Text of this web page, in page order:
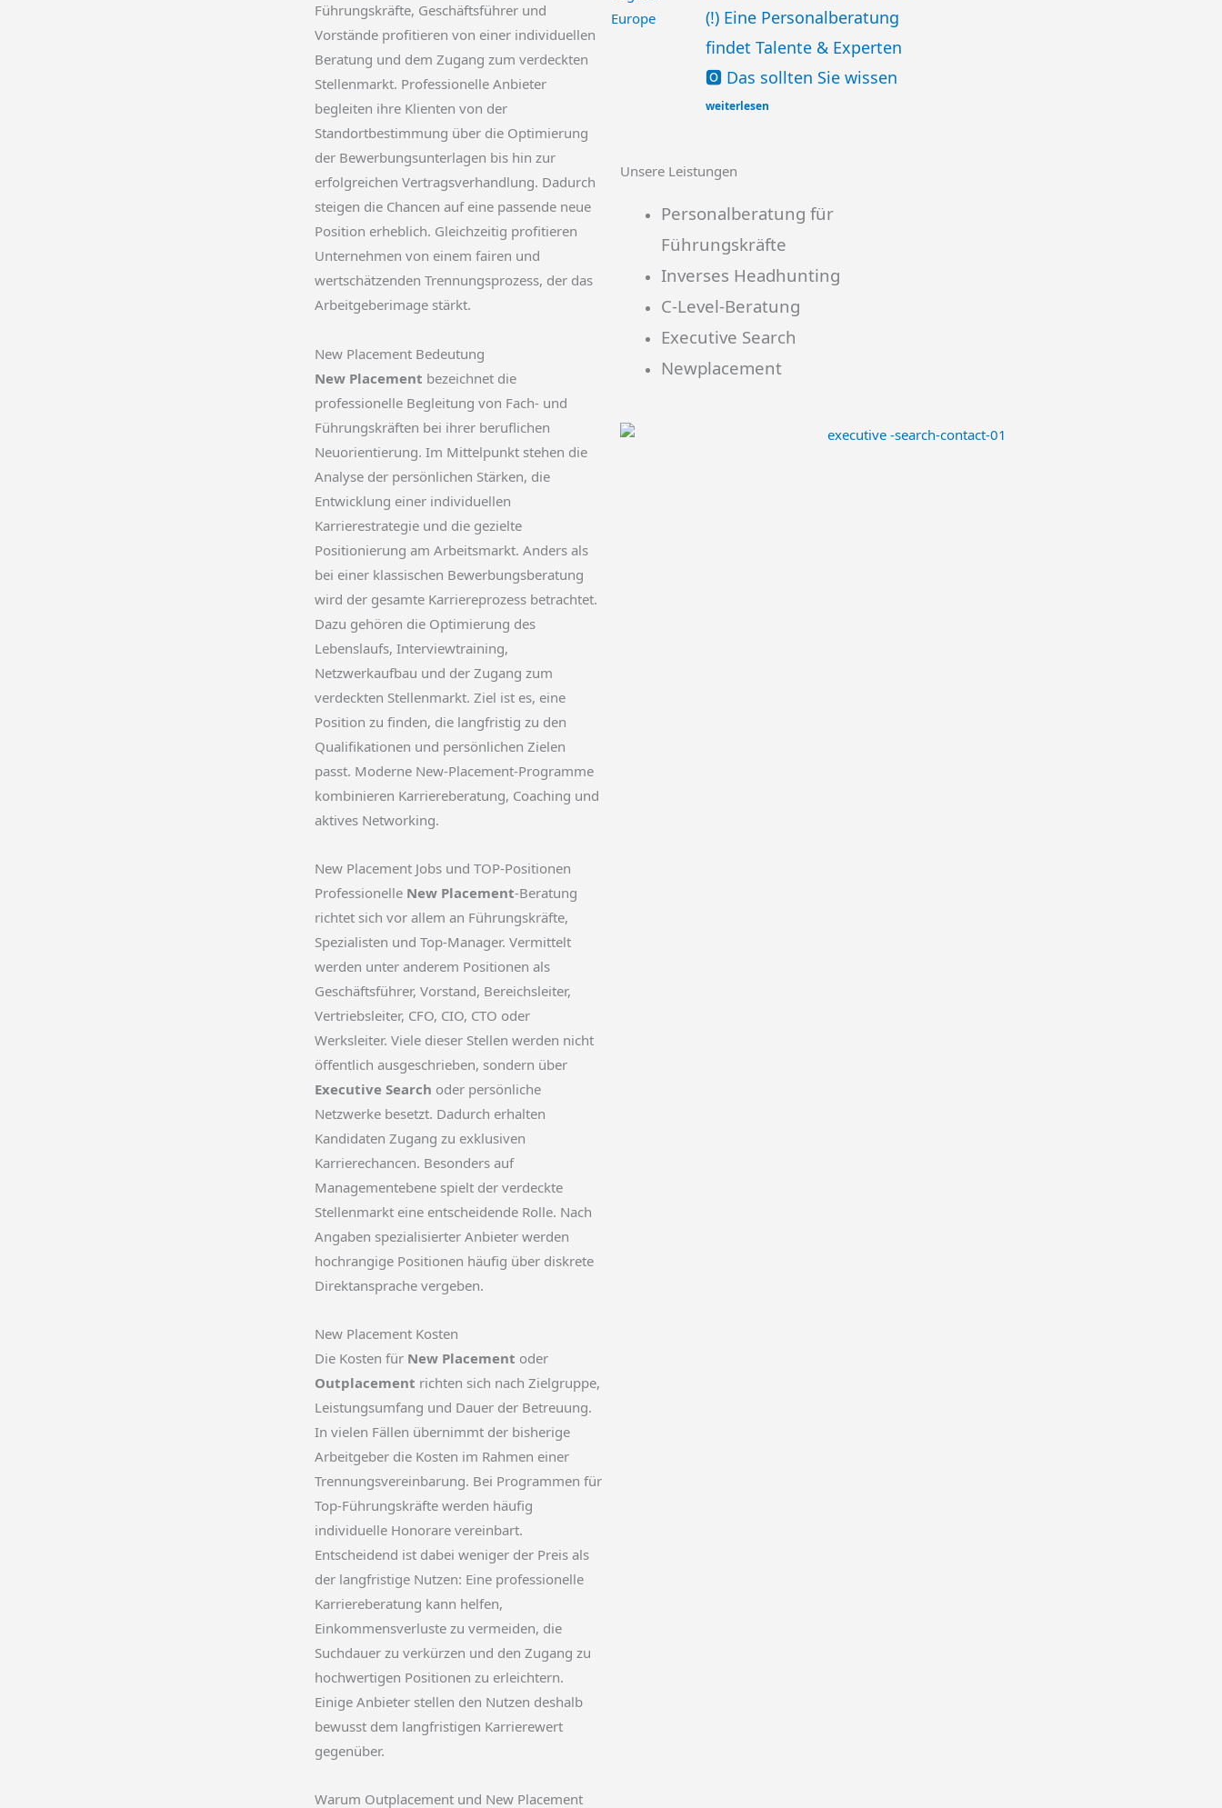
Führungskräfte, Geschäftsführer und
Vorstände profitieren von einer individuellen
Beratung und dem Zugang zum verdeckten
Stellenmarkt. Professionelle Anbieter
begleiten ihre Klienten von der
Standortbestimmung über die Optimierung
der Bewerbungsunterlagen bis hin zur
erfolgreichen Vertragsverhandlung. Dadurch
steigen die Chancen auf eine passende neue
Position erheblich. Gleichzeitig profitieren
Unternehmen von einem fairen und
wertschätzenden Trennungsprozess, der das
Arbeitgeberimage stärkt.
New Placement Bedeutung
New Placement bezeichnet die
professionelle Begleitung von Fach- und
Führungskräften bei ihrer beruflichen
Neuorientierung. Im Mittelpunkt stehen die
Analyse der persönlichen Stärken, die
Entwicklung einer individuellen
Karrierestrategie und die gezielte
Positionierung am Arbeitsmarkt. Anders als
bei einer klassischen Bewerbungsberatung
wird der gesamte Karriereprozess betrachtet.
Dazu gehören die Optimierung des
Lebenslaufs, Interviewtraining,
Netzwerkaufbau und der Zugang zum
verdeckten Stellenmarkt. Ziel ist es, eine
Position zu finden, die langfristig zu den
Qualifikationen und persönlichen Zielen
passt. Moderne New-Placement-Programme
kombinieren Karriereberatung, Coaching und
aktives Networking.
New Placement Jobs und TOP-Positionen
Professionelle New Placement-Beratung
richtet sich vor allem an Führungskräfte,
Spezialisten und Top-Manager. Vermittelt
werden unter anderem Positionen als
Geschäftsführer, Vorstand, Bereichsleiter,
Vertriebsleiter, CFO, CIO, CTO oder
Werksleiter. Viele dieser Stellen werden nicht
öffentlich ausgeschrieben, sondern über
Executive Search oder persönliche
Netzwerke besetzt. Dadurch erhalten
Kandidaten Zugang zu exklusiven
Karrierechancen. Besonders auf
Managementebene spielt der verdeckte
Stellenmarkt eine entscheidende Rolle. Nach
Angaben spezialisierter Anbieter werden
hochrangige Positionen häufig über diskrete
Direktansprache vergeben.
New Placement Kosten
Die Kosten für New Placement oder
Outplacement richten sich nach Zielgruppe,
Leistungsumfang und Dauer der Betreuung.
In vielen Fällen übernimmt der bisherige
Arbeitgeber die Kosten im Rahmen einer
Trennungsvereinbarung. Bei Programmen für
Top-Führungskräfte werden häufig
individuelle Honorare vereinbart.
Entscheidend ist dabei weniger der Preis als
der langfristige Nutzen: Eine professionelle
Karriereberatung kann helfen,
Einkommensverluste zu vermeiden, die
Suchdauer zu verkürzen und den Zugang zu
hochwertigen Positionen zu erleichtern.
Einige Anbieter stellen den Nutzen deshalb
bewusst dem langfristigen Karrierewert
gegenüber.
Warum Outplacement und New Placement
(!) Eine Personalberatung
findet Talente & Experten
🅾️ Das sollten Sie wissen
weiterlesen
Unsere Leistungen
Personalberatung für
Führungskräfte
Inverses Headhunting
C-Level-Beratung
Executive Search
Newplacement